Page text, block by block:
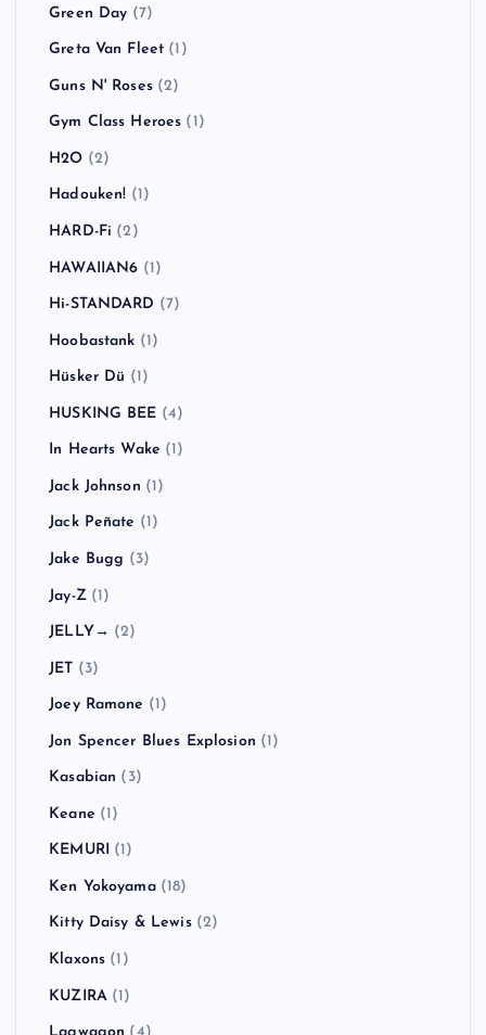
Green Day (7)
Greta Van Fleet (1)
Guns N' Roses(2)
Gym Class Heroes (1)
H2O (2)
Hadouken! (1)
HARD-Fi (2)
HAWAIIAN6 (1)
Hi-STANDARD (7)
Hoobastank (1)
Hüsker Dü (1)
HUSKING BEE (4)
In Hearts Wake (1)
Jack Johnson (1)
Jack Peñate (1)
Jake Bugg (3)
Jay-Z(1)
JELLY→ (2)
JET (3)
Joey Ramone (1)
Jon Spencer Blues Explosion (1)
Kasabian (3)
Keane (1)
KEMURI (1)
Ken Yokoyama(18)
Kitty Daisy & Lewis(2)
Klaxons (1)
KUZIRA(1)